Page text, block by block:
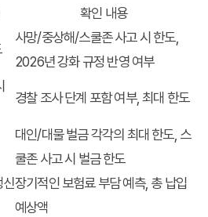
확인 내용
사망/중상해/스쿨존 사고 시 한도,
2026년 강화 규정 반영 여부
경찰 조사 단계 포함 여부, 최대 한도
대인/대물 벌금 각각의 최대 한도, 스
쿨존 사고 시 벌금 한도
신장기적인 보험료 부담 예측, 총 납입
예상액